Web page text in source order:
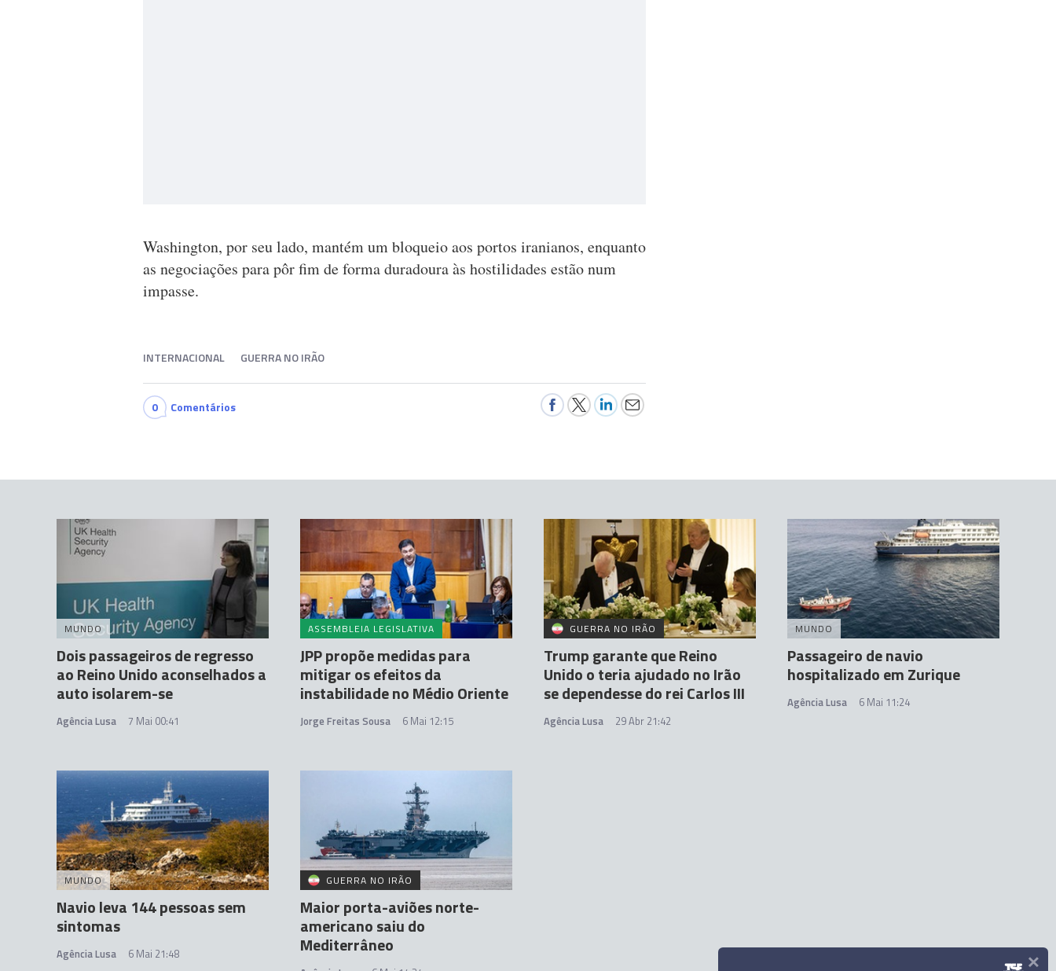
Washington, por seu lado, mantém um bloqueio aos portos iranianos, enquanto
as negociações para pôr fim de forma duradoura às hostilidades estão num
impasse.
INTERNACIONAL GUERRA NO IRÃO
0 Comentários
MUNDO
Dois passageiros de regresso
ao Reino Unido aconselhados a
auto isolarem-se
Agência Lusa 7 Mai 00:41
ASSEMBLEIA LEGISLATIVA
JPP propõe medidas para
mitigar os efeitos da
instabilidade no Médio Oriente
Jorge Freitas Sousa 6 Mai 12:15
GUERRA NO IRÃO
Trump garante que Reino
Unido o teria ajudado no Irão
se dependesse do rei Carlos III
Agência Lusa 29 Abr 21:42
MUNDO
Passageiro de navio
hospitalizado em Zurique
Agência Lusa 6 Mai 11:24
MUNDO
Navio leva 144 pessoas sem
sintomas
Agência Lusa 6 Mai 21:48
GUERRA NO IRÃO
Maior porta-aviões norte-
americano saiu do
Mediterrâneo ×